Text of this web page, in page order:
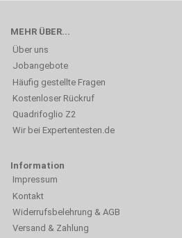
MEHR ÜBER...
Über uns
Jobangebote
Häufig gestellte Fragen
Kostenloser Rückruf
Quadrifoglio Z2
Wir bei Expertentesten.de
Information
Impressum
Kontakt
Widerrufsbelehrung & AGB
Versand & Zahlung